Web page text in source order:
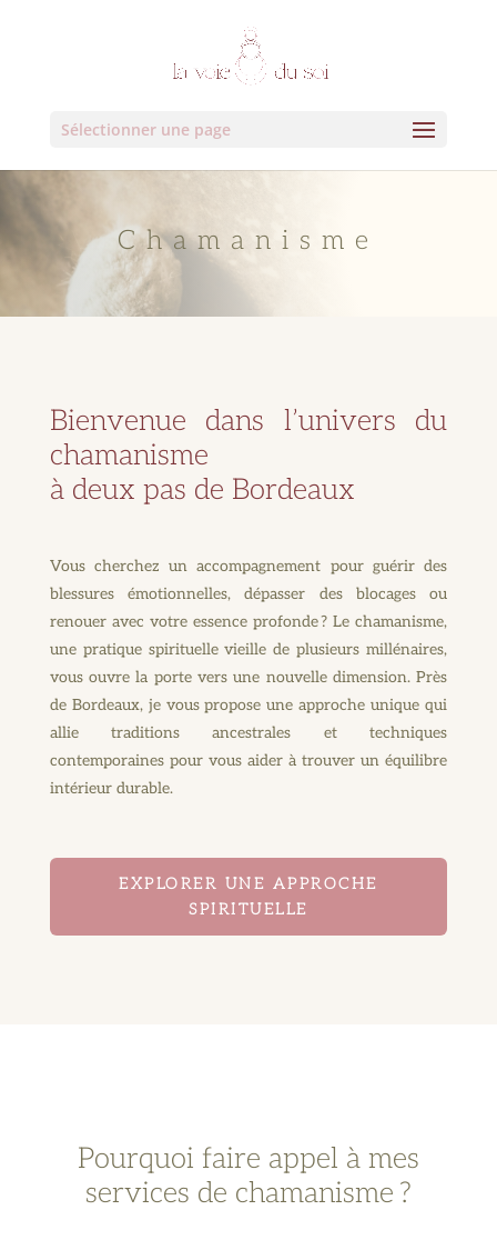
Sélectionner une page
Chamanisme
Bienvenue dans l’univers du
chamanisme
à deux pas de Bordeaux
Vous cherchez un accompagnement pour guérir des
blessures émotionnelles, dépasser des blocages ou
renouer avec votre essence profonde ? Le chamanisme,
une pratique spirituelle vieille de plusieurs millénaires,
vous ouvre la porte vers une nouvelle dimension. Près
de Bordeaux, je vous propose une approche unique qui
allie traditions ancestrales et techniques
contemporaines pour vous aider à trouver un équilibre
intérieur durable.
EXPLORER UNE APPROCHE
SPIRITUELLE
Pourquoi faire appel à mes
services de chamanisme ?